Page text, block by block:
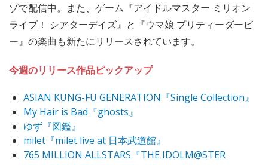
ゾで配信中。また、ゲーム『アイドルマスター ミリオン
ライブ！ シアターデイズ』と『ウマ娘 プリティーダービ
ー』の楽曲も新たにリリースされています。
今週のリリース作品ピックアップ
ASIAN KUNG-FU GENERATION『Single Collection』
My Hair is Bad『ghosts』
ゆず『図鑑』
milet『milet live at 日本武道館』
765 MILLION ALLSTARS『THE IDOLM@STER